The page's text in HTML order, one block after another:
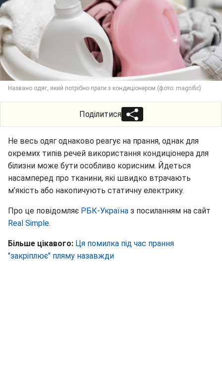
Названо одяг, який потрібно прати з кондиціонером (фото: magnific)
Поділитися
Не весь одяг однаково реагує на прання, однак для
окремих типів речей використання кондиціонера для
білизни може бути особливо корисним. Йдеться
насамперед про тканини, які швидко втрачають
м’якість або накопичують статичну електрику.
Про це повідомляє РБК-Україна з посиланням на сайт
Real Simple.
Більше цікавого: Ця помилка під час прання
"закріплює" пляму назавжди